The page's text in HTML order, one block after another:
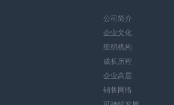
公司简介
企业文化
组织机构
成长历程
企业高层
销售网络